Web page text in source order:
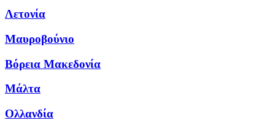
Λετονία
Μαυροβούνιο
Βόρεια Μακεδονία
Μάλτα
Ολλανδία